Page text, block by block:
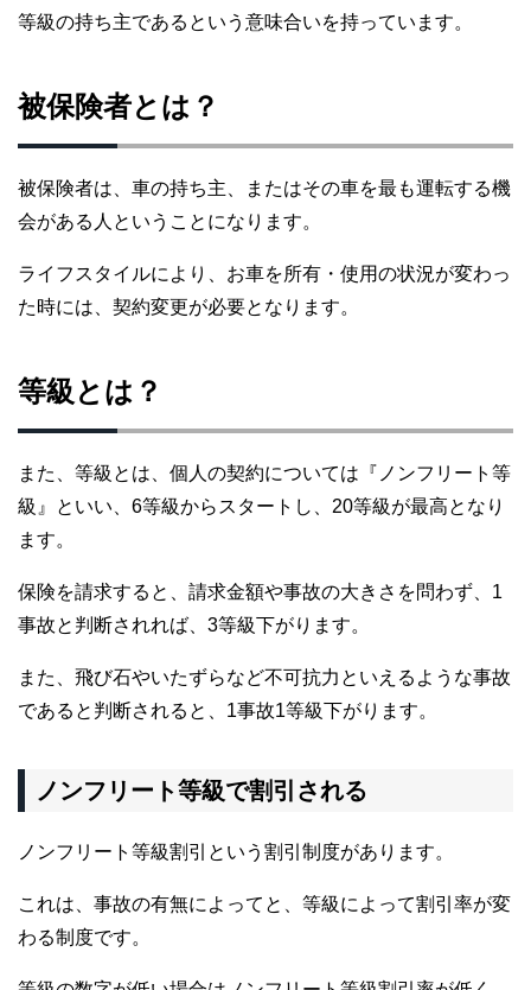
等級の持ち主であるという意味合いを持っています。
被保険者とは？
被保険者は、車の持ち主、またはその車を最も運転する機
会がある人ということになります。
ライフスタイルにより、お車を所有・使用の状況が変わっ
た時には、契約変更が必要となります。
等級とは？
また、等級とは、個人の契約については『ノンフリート等
級』といい、 6等級からスタートし、 20等級が最高となり
ます。
保険を請求すると、請求金額や事故の大きさを問わず、 1
事故と判断されれば、 3等級下がります。
また、飛び石やいたずらなど不可抗力といえるような事故
であると判断されると、 1事故1等級下がります。
ノンフリート等級で割引される
ノンフリート等級割引という割引制度があります。
これは、事故の有無によってと、等級によって割引率が変
わる制度です。